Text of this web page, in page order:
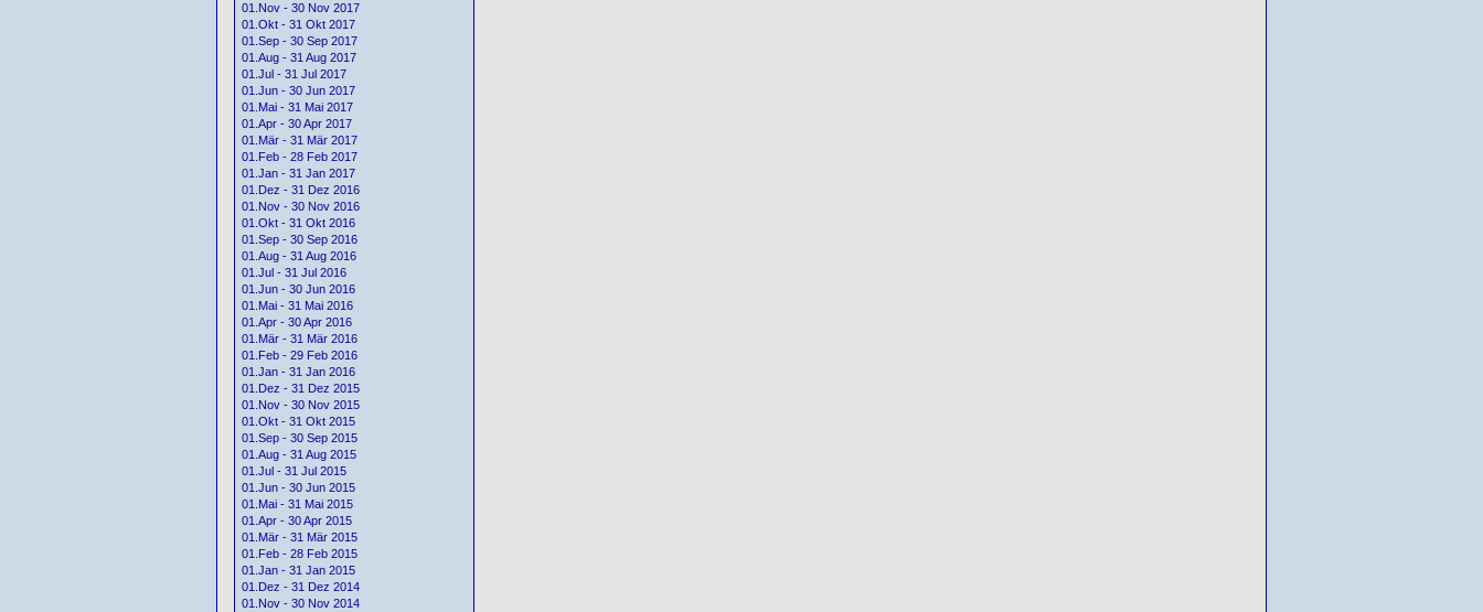
01.Nov - 30 Nov 2017
01.Okt - 31 Okt 2017
01.Sep - 30 Sep 2017
01.Aug - 31 Aug 2017
01.Jul - 31 Jul 2017
01.Jun - 30 Jun 2017
01.Mai - 31 Mai 2017
01.Apr - 30 Apr 2017
01.Mär - 31 Mär 2017
01.Feb - 28 Feb 2017
01.Jan - 31 Jan 2017
01.Dez - 31 Dez 2016
01.Nov - 30 Nov 2016
01.Okt - 31 Okt 2016
01.Sep - 30 Sep 2016
01.Aug - 31 Aug 2016
01.Jul - 31 Jul 2016
01.Jun - 30 Jun 2016
01.Mai - 31 Mai 2016
01.Apr - 30 Apr 2016
01.Mär - 31 Mär 2016
01.Feb - 29 Feb 2016
01.Jan - 31 Jan 2016
01.Dez - 31 Dez 2015
01.Nov - 30 Nov 2015
01.Okt - 31 Okt 2015
01.Sep - 30 Sep 2015
01.Aug - 31 Aug 2015
01.Jul - 31 Jul 2015
01.Jun - 30 Jun 2015
01.Mai - 31 Mai 2015
01.Apr - 30 Apr 2015
01.Mär - 31 Mär 2015
01.Feb - 28 Feb 2015
01.Jan - 31 Jan 2015
01.Dez - 31 Dez 2014
01.Nov - 30 Nov 2014